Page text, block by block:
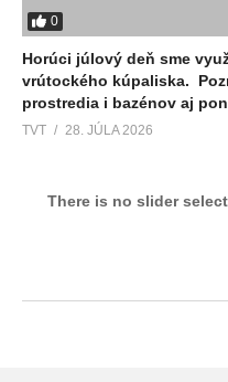
0
Horúci júlový deň sme
vrútockého kúpaliska.
prostredia i bazénov aj
TVT 28. JÚLA 2026
There is no slider